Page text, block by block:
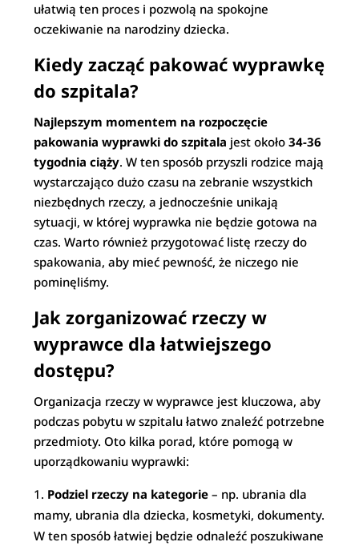
ułatwią ten proces i pozwolą na spokojne
oczekiwanie na narodziny dziecka.
Kiedy zacząć pakować wyprawkę
do szpitala?
Najlepszym momentem na rozpoczęcie
pakowania wyprawki do szpitala jest około34-36
tygodnia ciąży. W ten sposób przyszli rodzice mają
wystarczająco dużo czasu na zebranie wszystkich
niezbędnych rzeczy, a jednocześnie unikają
sytuacji, w której wyprawka nie będzie gotowa na
czas. Warto również przygotować listę rzeczy do
spakowania, aby mieć pewność, że niczego nie
pominęliśmy.
Jak zorganizować rzeczy w
wyprawce dla łatwiejszego
dostępu?
Organizacja rzeczy w wyprawce jest kluczowa, aby
podczas pobytu w szpitalu łatwo znaleźć potrzebne
przedmioty. Oto kilka porad, które pomogą w
uporządkowaniu wyprawki:
Podziel rzeczy na kategorie – np. ubrania dla
mamy, ubrania dla dziecka, kosmetyki, dokumenty.
W ten sposób łatwiej będzie odnaleźć poszukiwane